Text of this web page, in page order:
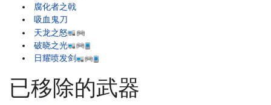
腐化者之戟
吸血鬼刀
天龙之怒
破晓之光
日耀喷发剑
已移除的武器